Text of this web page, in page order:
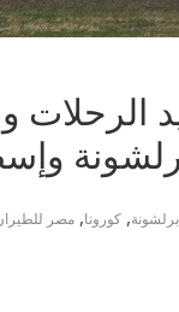
الرحلات
برلشونة, كورونا, مصر